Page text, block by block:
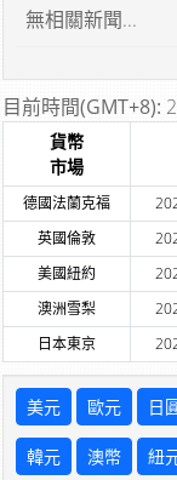
無相關新聞...
目前時間(GMT+8):
貨幣
市場
德國法蘭克福
英國倫敦
美國紐約
澳洲雪梨
日本東京
美元 歐元 日
韓元 澳幣 紐